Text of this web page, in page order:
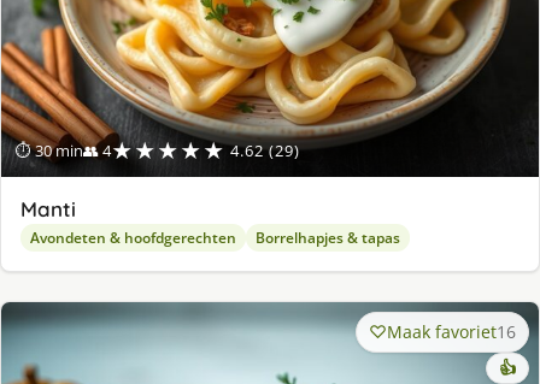
⏱ 30 min👥 4★★★★★ 4.62 (29)
Manti
Avondeten & hoofdgerechten Borrelhapjes & tapas
Maak favoriet16
👍